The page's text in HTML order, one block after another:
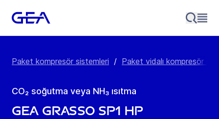
Paket kompresör sistemleri / Paket vidalı kompresör
CO₂ soğutma veya NH₃ ısıtma
GEA Grasso SP1 HP